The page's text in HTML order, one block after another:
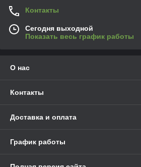
Контакты
Сегодня выходной
Показать весь график работы
О нас
Контакты
Доставка и оплата
График работы